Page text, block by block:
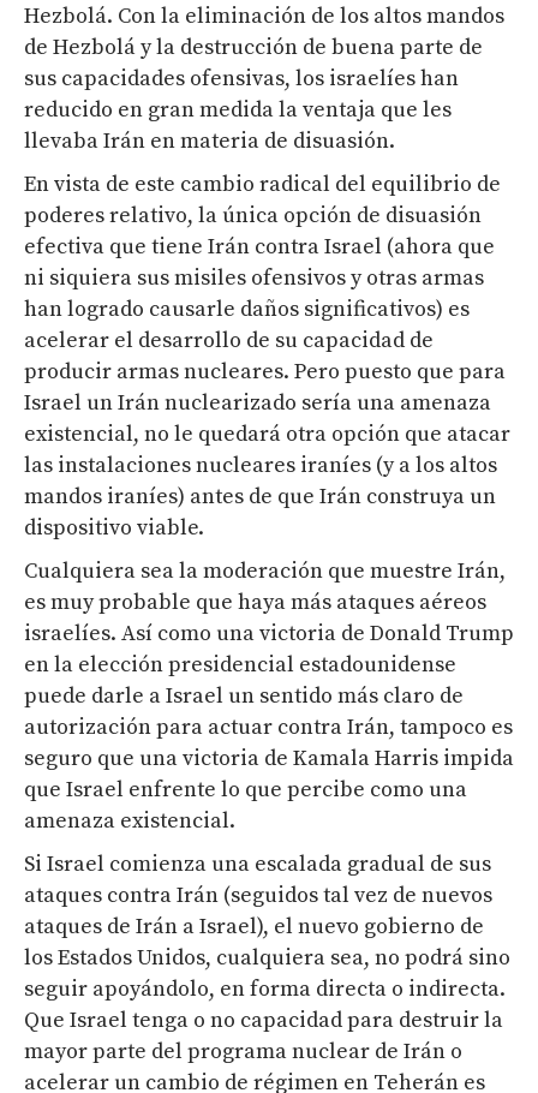
Hezbolá. Con la eliminación de los altos mandos
de Hezbolá y la destrucción de buena parte de
sus capacidades ofensivas, los israelíes han
reducido en gran medida la ventaja que les
llevaba Irán en materia de disuasión.
En vista de este cambio radical del equilibrio de
poderes relativo, la única opción de disuasión
efectiva que tiene Irán contra Israel (ahora que
ni siquiera sus misiles ofensivos y otras armas
han logrado causarle daños significativos) es
acelerar el desarrollo de su capacidad de
producir armas nucleares. Pero puesto que para
Israel un Irán nuclearizado sería una amenaza
existencial, no le quedará otra opción que atacar
las instalaciones nucleares iraníes (y a los altos
mandos iraníes) antes de que Irán construya un
dispositivo viable.
Cualquiera sea la moderación que muestre Irán,
es muy probable que haya más ataques aéreos
israelíes. Así como una victoria de Donald Trump
en la elección presidencial estadounidense
puede darle a Israel un sentido más claro de
autorización para actuar contra Irán, tampoco es
seguro que una victoria de Kamala Harris impida
que Israel enfrente lo que percibe como una
amenaza existencial.
Si Israel comienza una escalada gradual de sus
ataques contra Irán (seguidos tal vez de nuevos
ataques de Irán a Israel), el nuevo gobierno de
los Estados Unidos, cualquiera sea, no podrá sino
seguir apoyándolo, en forma directa o indirecta.
Que Israel tenga o no capacidad para destruir la
mayor parte del programa nuclear de Irán o
acelerar un cambio de régimen en Teherán es